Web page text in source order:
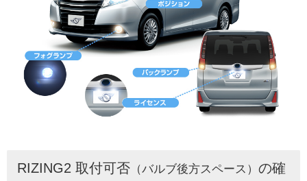
RIZING2 取付可否 （バルブ後方スペース） の確